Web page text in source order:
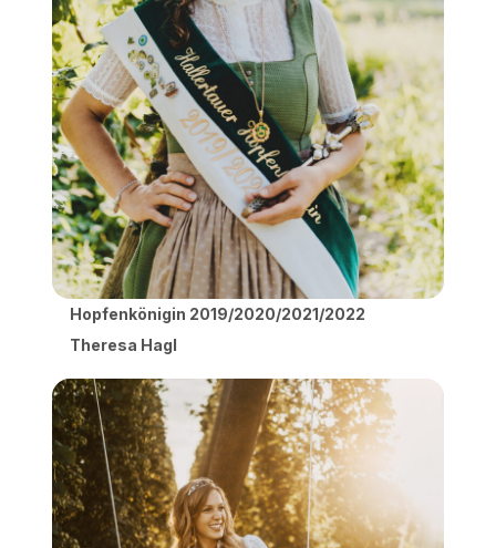
Hopfenkönigin 2019/2020/2021/2022
Theresa Hagl